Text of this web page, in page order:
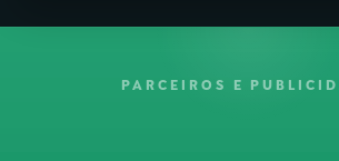
PARCEIROS E